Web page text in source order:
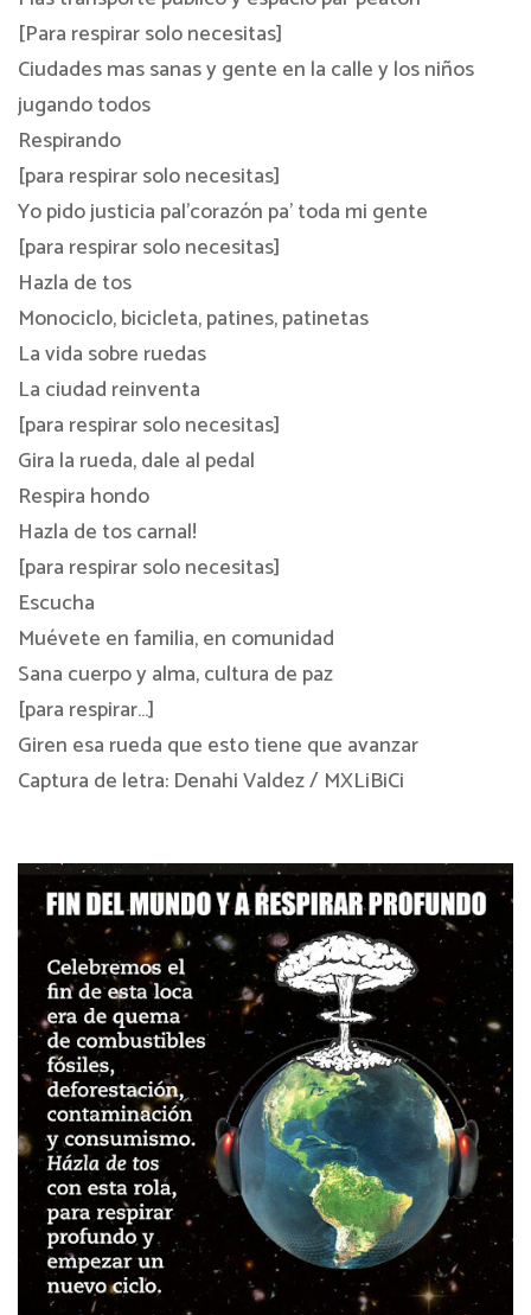
[Para respirar solo necesitas]
Ciudades mas sanas y gente en la calle y los niños
jugando todos
Respirando
[para respirar solo necesitas]
Yo pido justicia pal’corazón pa’ toda mi gente
[para respirar solo necesitas]
Hazla de tos
Monociclo, bicicleta, patines, patinetas
La vida sobre ruedas
La ciudad reinventa
[para respirar solo necesitas]
Gira la rueda, dale al pedal
Respira hondo
Hazla de tos carnal!
[para respirar solo necesitas]
Escucha
Muévete en familia, en comunidad
Sana cuerpo y alma, cultura de paz
[para respirar…]
Giren esa rueda que esto tiene que avanzar
Captura de letra: Denahi Valdez / MXLiBiCi